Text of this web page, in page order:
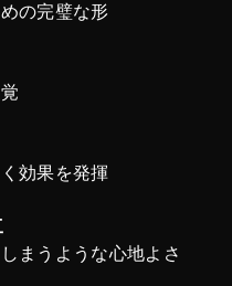
の完璧な形
効果を発揮
まうような心地よさ